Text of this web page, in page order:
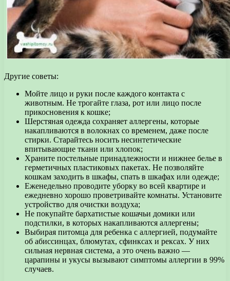
Другие советы:
Мойте лицо и руки после каждого контакта с
животным. Не трогайте глаза, рот или лицо после
прикосновения к кошке;
Шерстяная одежда сохраняет аллергены, которые
накапливаются в волокнах со временем, даже после
стирки. Старайтесь носить несинтетические
впитывающие ткани или хлопок;
Храните постельные принадлежности и нижнее белье в
герметичных пластиковых пакетах. Не позволяйте
кошкам заходить в шкафы, спать в шкафах или одежде;
Еженедельно проводите уборку во всей квартире и
ежедневно хорошо проветривайте комнаты. Установите
устройство для очистки воздуха;
Не покупайте бархатистые кошачьи домики или
подстилки, в которых накапливаются аллергены;
Выбирая питомца для ребенка с аллергией, подумайте
об абиссинцах, блюмутах, сфинксах и рексах. У них
сильная нервная система, а это очень важно —
царапины и укусы вызывают симптомы аллергии в 99%
случаев.